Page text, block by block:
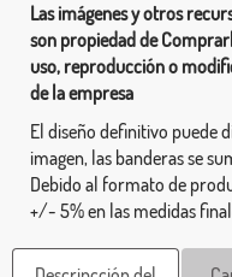
Las imágenes y otros
son propiedad de
uso, reproducción o
de la empresa
El diseño definitivo puede
imagen, las banderas se
Debido al formato de
+/- 5% en las medidas